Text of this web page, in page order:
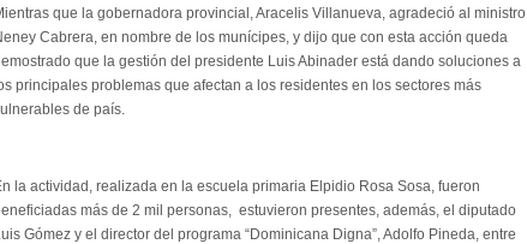
que la gobernadora provincial, Aracelis Villanueva, agradeció al ministro
Cabrera, en nombre de los munícipes, y dijo que con esta acción queda
que la gestión del presidente Luis Abinader está dando soluciones a
principales problemas que afectan a los residentes en los sectores más
de país.
la actividad, realizada en la escuela primaria Elpidio Rosa Sosa, fueron
más de 2 mil personas, estuvieron presentes, además, el diputado
Gómez y el director del programa “Dominicana Digna”, Adolfo Pineda, entre